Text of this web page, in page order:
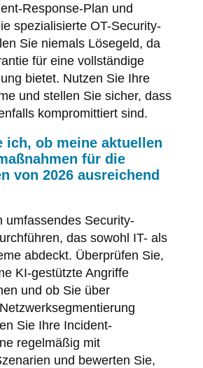
Response-Plan und
spezialisierte OT-Security-
Sie niemals Lösegeld, da
für eine vollständige
bietet. Nutzen Sie Ihre
und stellen Sie sicher, dass
kompromittiert sind.
ich, ob meine aktuellen
für die
von 2026 ausreichend
umfassendes Security-
das sowohl IT- als
abdeckt. Überprüfen Sie,
KI-gestützte Angriffe
und ob Sie über
Sie Ihre Incident-
regelmäßig mit
und bewerten Sie,